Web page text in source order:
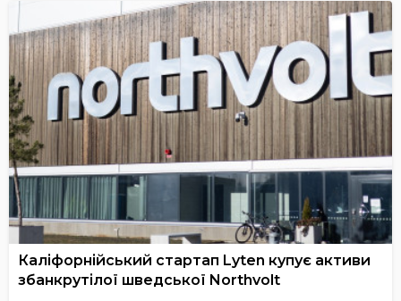
Каліфорнійський стартап Lyten купує активи
збанкрутілої шведської Northvolt